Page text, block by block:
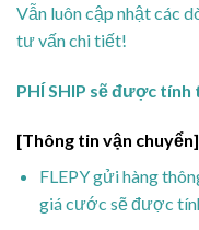
Vẫn luôn cập nhật các
tư vấn chi tiết!
PHÍ SHIP sẽ được tính
[Thông tin vận chuyển]
FLEPY gửi hàng
giá cước sẽ được